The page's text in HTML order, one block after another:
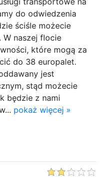
do odwiedzenia
ściśle możecie
W naszej flocie
które mogą za
do 38 europalet.
jest
stąd możecie
będzie z nami
pokaż więcej »